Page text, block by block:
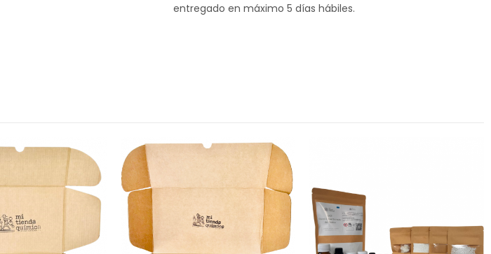
entregado en máximo 5 días hábiles.